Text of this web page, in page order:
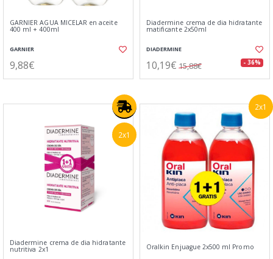
GARNIER AGUA MICELAR en aceite
400 ml + 400ml
GARNIER
9,88€
Diadermine crema de dia hidratante
matificante 2x50ml
DIADERMINE
10,19€ 15,88€ - 36%
2x1
Diadermine crema de dia hidratante
nutritiva 2x1
2x1
Oralkin Enjuague 2x500 ml Promo